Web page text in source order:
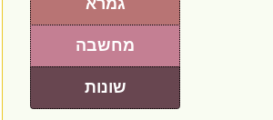
מחשבה
שונות